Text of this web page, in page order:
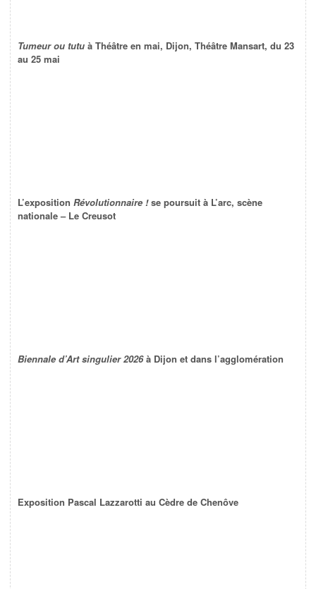
Tumeur ou tutu à Théâtre en mai, Dijon, Théâtre Mansart, du 23
au 25 mai
L’exposition Révolutionnaire !se poursuit à L’arc, scène
nationale – Le Creusot
Biennale d’Art singulier 2026à Dijon et dans l’agglomération
Exposition Pascal Lazzarotti au Cèdre de Chenôve